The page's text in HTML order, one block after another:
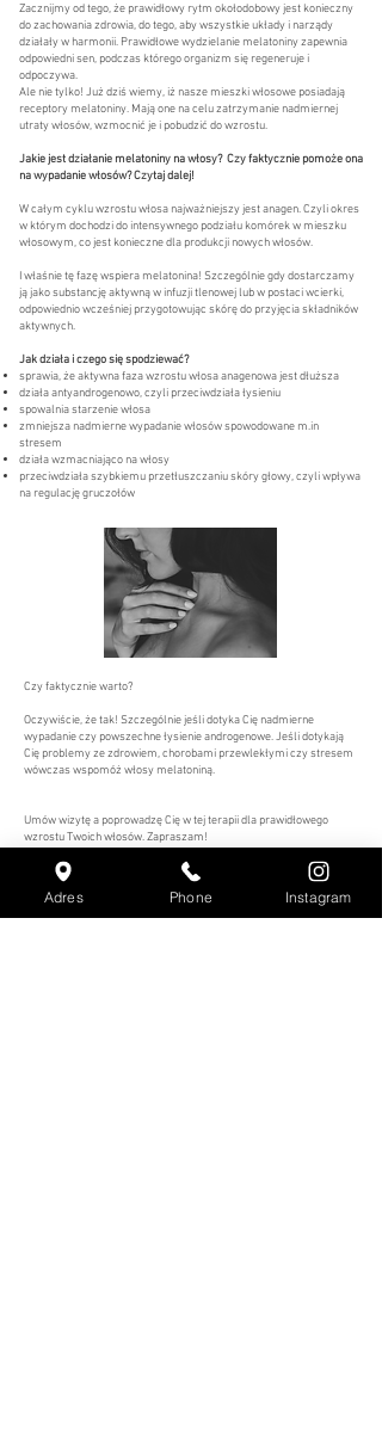
Zacznijmy od tego, że prawidłowy rytm okołodobowy jest konieczny
do zachowania zdrowia, do tego, aby wszystkie układy i narządy
działały w harmonii. Prawidłowe wydzielanie melatoniny zapewnia
odpowiedni sen, podczas którego organizm się regeneruje i
odpoczywa.
Ale nie tylko! Już dziś wiemy, iż nasze mieszki włosowe posiadają
receptory melatoniny. Mają one na celu zatrzymanie nadmiernej
utraty włosów, wzmocnić je i pobudzić do wzrostu.
Jakie jest działanie melatoniny na włosy? Czy faktycznie pomoże ona
na wypadanie włosów? Czytaj dalej!
W całym cyklu wzrostu włosa najważniejszy jest anagen. Czyli okres
w którym dochodzi do intensywnego podziału komórek w mieszku
włosowym, co jest konieczne dla produkcji nowych włosów.
I właśnie tę fazę wspiera melatonina! Szczególnie gdy dostarczamy
ją jako substancję aktywną w infuzji tlenowej lub w postaci wcierki,
odpowiednio wcześniej przygotowując skórę do przyjęcia składników
aktywnych.
Jak działa i czego się spodziewać?
sprawia, że aktywna faza wzrostu włosa anagenowa jest dłuższa
działa antyandrogenowo, czyli przeciwdziała łysieniu
spowalnia starzenie włosa
zmniejsza nadmierne wypadanie włosów spowodowane m.in
stresem
działa wzmacniająco na włosy
przeciwdziała szybkiemu przetłuszczaniu skóry głowy, czyli wpływa
na regulację gruczołów
Czy faktycznie warto?
Oczywiście, że tak! Szczególnie jeśli dotyka Cię nadmierne
wypadanie czy powszechne łysienie androgenowe. Jeśli dotykają
Cię problemy ze zdrowiem, chorobami przewlekłymi czy stresem
wówczas wspomóż włosy melatoniną.
Umów wizytę a poprowadzę Cię w tej terapii dla prawidłowego
wzrostu Twoich włosów. Zapraszam!
Angelika Dolińska
Adres Phone Instagram